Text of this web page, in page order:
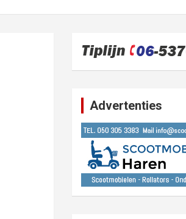
Advertenties